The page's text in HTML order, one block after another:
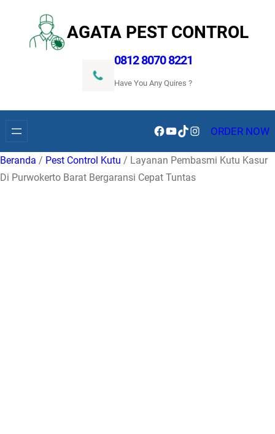
konten
AGATA PEST CONTROL
0812 8070 8221
Have You Any Quires ?
Facebook
YouTube
TikTokInstagramORDER NOW
Beranda / Pest Control Kutu / Layanan Pembasmi Kutu Kasur
Di Purwokerto Barat Bergaransi Cepat Tuntas